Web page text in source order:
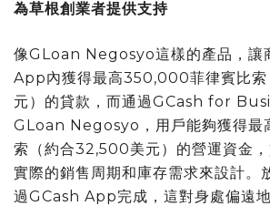
為草根創業者提供支持
像GLoan Negosyo這樣的產品，讓
App內獲得最高350,000菲律賓比
元）的貸款，而通過GCash for
GLoan Negosyo，用戶能夠獲得最
索（約合32,500美元）的營運資金
實際的銷售周期和庫存需求來設計。
過GCash App完成，這對身處偏遠